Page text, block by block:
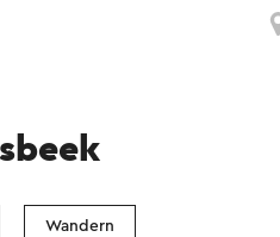
Wandern